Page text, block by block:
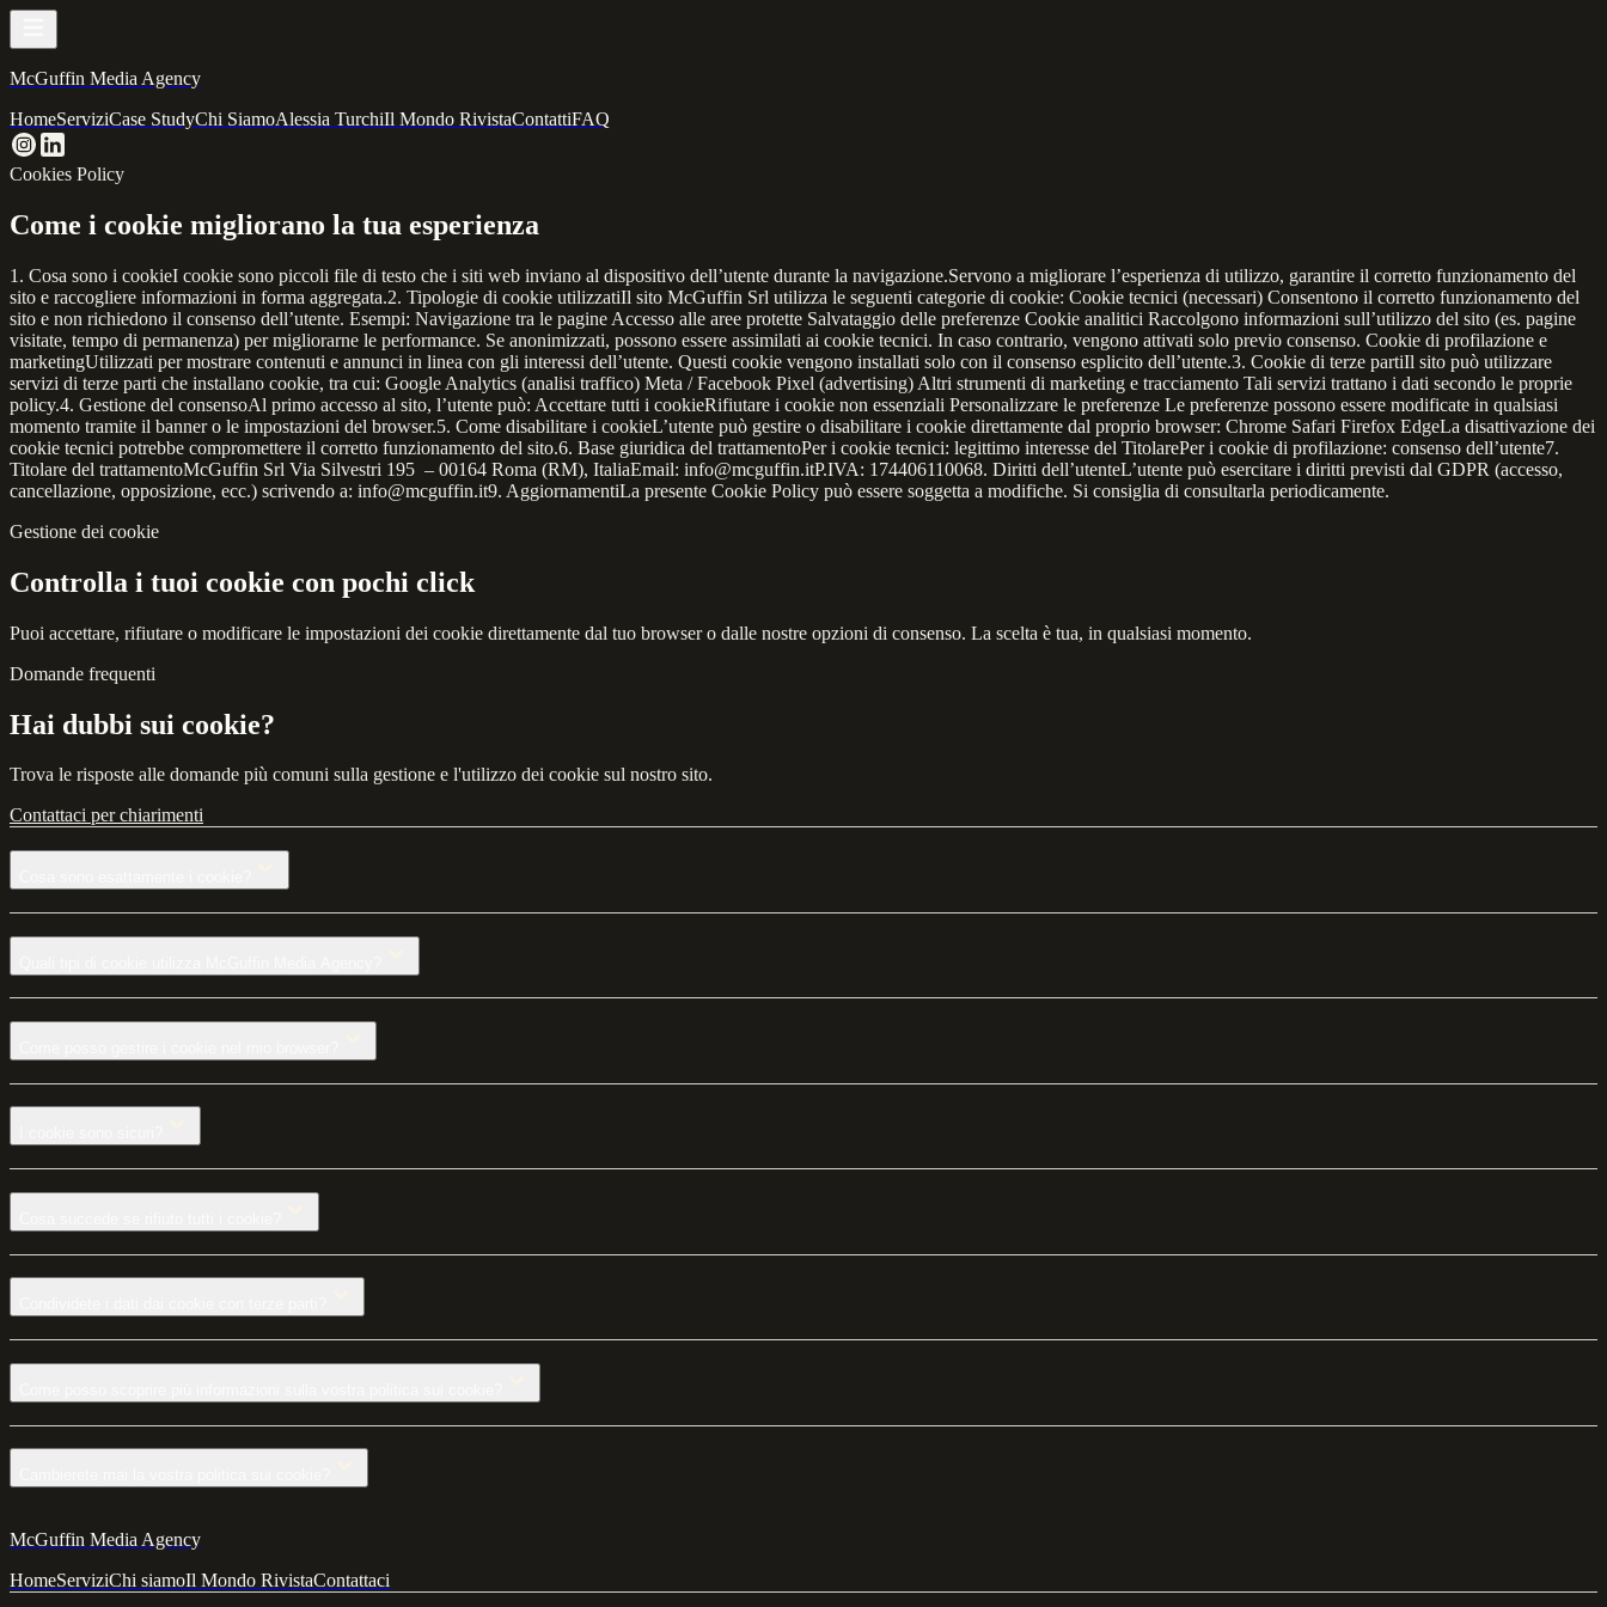
McGuffin Media Agency
HomeServiziCase StudyChi SiamoAlessia TurchiIl Mondo RivistaContattiFAQ
Cookies Policy
Come i cookie migliorano la tua esperienza
1. Cosa sono i cookieI cookie sono piccoli file di testo che i siti web inviano al dispositivo dell’utente durante la navigazione.Servono a migliorare l’esperienza di utilizzo, garantire il corretto funzionamento del
sito e raccogliere informazioni in forma aggregata.2. Tipologie di cookie utilizzatiIl sito McGuffin Srl utilizza le seguenti categorie di cookie: Cookie tecnici (necessari) Consentono il corretto funzionamento del
sito e non richiedono il consenso dell’utente. Esempi: Navigazione tra le pagine Accesso alle aree protette Salvataggio delle preferenze Cookie analitici Raccolgono informazioni sull’utilizzo del sito (es. pagine
visitate, tempo di permanenza) per migliorarne le performance. Se anonimizzati, possono essere assimilati ai cookie tecnici. In caso contrario, vengono attivati solo previo consenso. Cookie di profilazione e
marketingUtilizzati per mostrare contenuti e annunci in linea con gli interessi dell’utente. Questi cookie vengono installati solo con il consenso esplicito dell’utente.3. Cookie di terze partiIl sito può utilizzare
servizi di terze parti che installano cookie, tra cui: Google Analytics (analisi traffico) Meta / Facebook Pixel (advertising) Altri strumenti di marketing e tracciamento Tali servizi trattano i dati secondo le proprie
policy.4. Gestione del consensoAl primo accesso al sito, l’utente può: Accettare tutti i cookieRifiutare i cookie non essenziali Personalizzare le preferenze Le preferenze possono essere modificate in qualsiasi
momento tramite il banner o le impostazioni del browser.5. Come disabilitare i cookieL’utente può gestire o disabilitare i cookie direttamente dal proprio browser: Chrome Safari Firefox EdgeLa disattivazione dei
cookie tecnici potrebbe compromettere il corretto funzionamento del sito.6. Base giuridica del trattamentoPer i cookie tecnici: legittimo interesse del TitolarePer i cookie di profilazione: consenso dell’utente7.
Titolare del trattamentoMcGuffin Srl Via Silvestri 195 – 00164 Roma (RM), ItaliaEmail: info@mcguffin.itP.IVA: 174406110068. Diritti dell’utenteL’utente può esercitare i diritti previsti dal GDPR (accesso,
cancellazione, opposizione, ecc.) scrivendo a: info@mcguffin.it9. AggiornamentiLa presente Cookie Policy può essere soggetta a modifiche. Si consiglia di consultarla periodicamente.
Gestione dei cookie
Controlla i tuoi cookie con pochi click
Puoi accettare, rifiutare o modificare le impostazioni dei cookie direttamente dal tuo browser o dalle nostre opzioni di consenso. La scelta è tua, in qualsiasi momento.
Domande frequenti
Hai dubbi sui cookie?
Trova le risposte alle domande più comuni sulla gestione e l'utilizzo dei cookie sul nostro sito.
Contattaci per chiarimenti
McGuffin Media Agency
HomeServiziChi siamoIl Mondo RivistaContattaci